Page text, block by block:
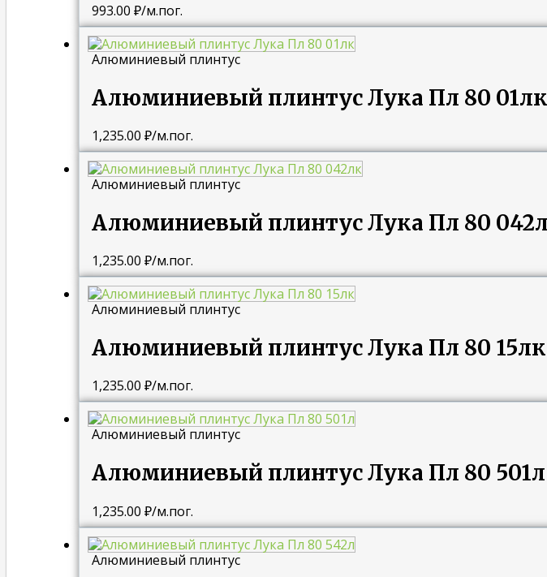
993.00 ₽/м.пог.
Алюминиевый плинтус
Алюминиевый плинтус Лука Пл 80 01лк
1,235.00 ₽/м.пог.
Алюминиевый плинтус
Алюминиевый плинтус Лука Пл 80
1,235.00 ₽/м.пог.
Алюминиевый плинтус
Алюминиевый плинтус Лука Пл 80 15лк
1,235.00 ₽/м.пог.
Алюминиевый плинтус
Алюминиевый плинтус Лука Пл 80 501л
1,235.00 ₽/м.пог.
Алюминиевый плинтус